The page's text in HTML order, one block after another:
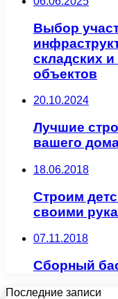
Выбор
складских
объектов
20.10.2024
Лучшие
вашего
18.06.2018
Строим
своими
07.11.2018
Сборный
Последние записи